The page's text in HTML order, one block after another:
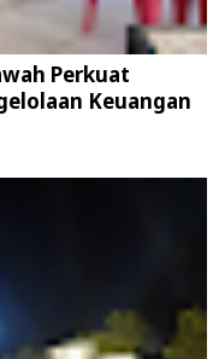
Perkuat
Keuangan